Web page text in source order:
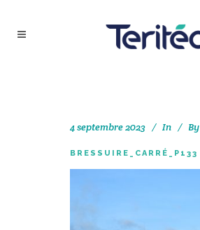
4 septembre 2023 In By
BRESSUIRE_CARRÉ_P133